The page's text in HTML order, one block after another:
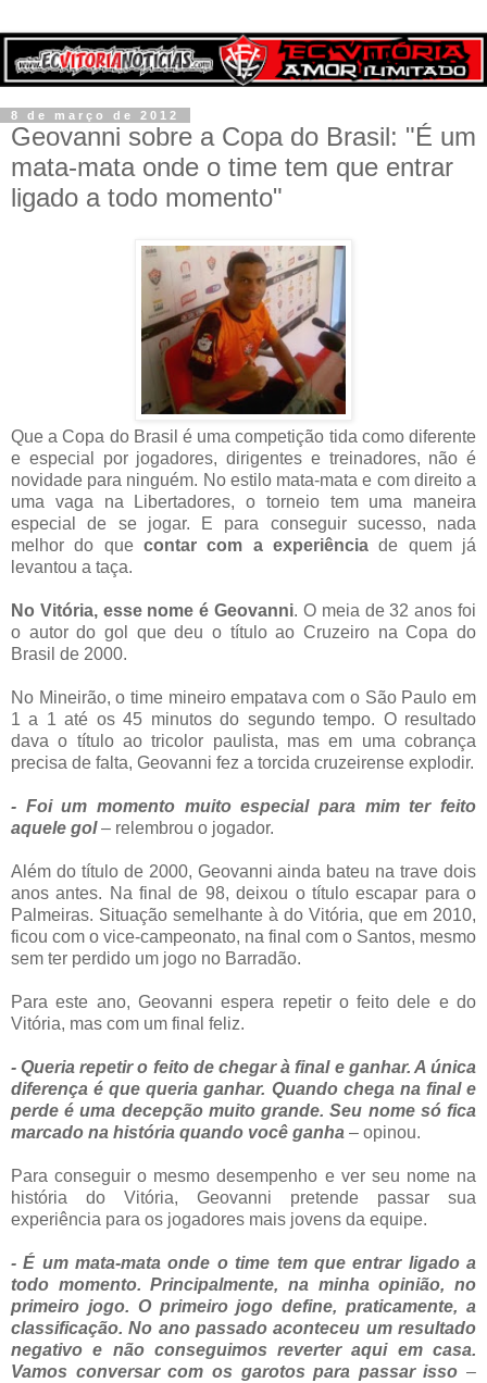
8 de março de 2012
Geovanni sobre a Copa do Brasil: "É um
mata-mata onde o time tem que entrar
ligado a todo momento"
Que a Copa do Brasil é uma competição tida como diferente
e especial por jogadores, dirigentes e treinadores, não é
novidade para ninguém. No estilo mata-mata e com direito a
uma vaga na Libertadores, o torneio tem uma maneira
especial de se jogar. E para conseguir sucesso, nada
melhor do que contar com a experiência de quem já
levantou a taça.
No Vitória, esse nome é Geovanni. O meia de 32 anos foi
o autor do gol que deu o título ao Cruzeiro na Copa do
Brasil de 2000.
No Mineirão, o time mineiro empatava com o São Paulo em
1 a 1 até os 45 minutos do segundo tempo. O resultado
dava o título ao tricolor paulista, mas em uma cobrança
precisa de falta, Geovanni fez a torcida cruzeirense explodir.
- Foi um momento muito especial para mim ter feito
aquele gol– relembrou o jogador.
Além do título de 2000, Geovanni ainda bateu na trave dois
anos antes. Na final de 98, deixou o título escapar para o
Palmeiras. Situação semelhante à do Vitória, que em 2010,
ficou com o vice-campeonato, na final com o Santos, mesmo
sem ter perdido um jogo no Barradão.
Para este ano, Geovanni espera repetir o feito dele e do
Vitória, mas com um final feliz.
- Queria repetir o feito de chegar à final e ganhar. A única
diferença é que queria ganhar. Quando chega na final e
perde é uma decepção muito grande. Seu nome só fica
marcado na história quando você ganha – opinou.
Para conseguir o mesmo desempenho e ver seu nome na
história do Vitória, Geovanni pretende passar sua
experiência para os jogadores mais jovens da equipe.
- É um mata-mata onde o time tem que entrar ligado a
todo momento. Principalmente, na minha opinião, no
primeiro jogo. O primeiro jogo define, praticamente, a
classificação. No ano passado aconteceu um resultado
negativo e não conseguimos reverter aqui em casa.
Vamos conversar com os garotos para passar isso –